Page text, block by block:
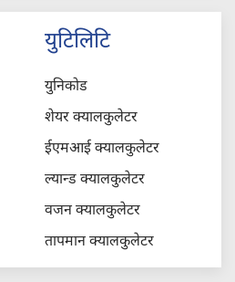
युटिलिटि
युनिकोड
शेयर क्यालकुलेटर
ईएमआई क्यालकुलेटर
ल्यान्ड क्यालकुलेटर
वजन क्यालकुलेटर
तापमान क्यालकुलेटर